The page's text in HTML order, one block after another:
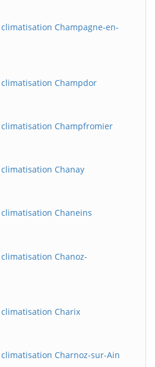
Champagne-en-
Champdor
Champfromier
Chanay
Chaneins
Chanoz-
Charix
Charnoz-sur-Ain